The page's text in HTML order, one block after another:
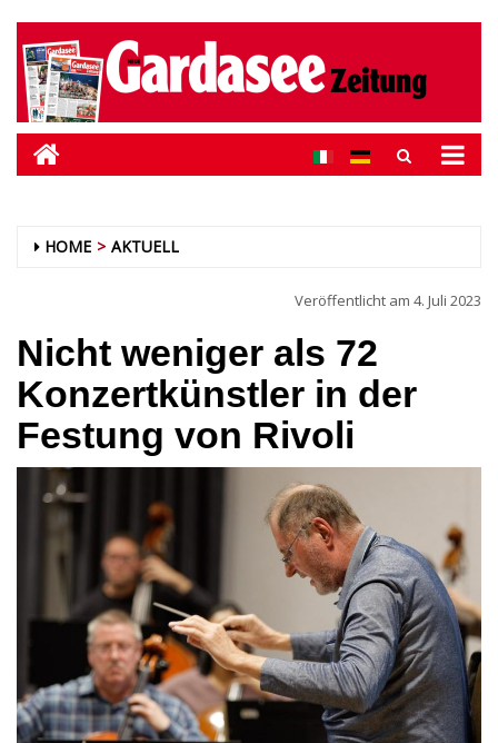
HOME AKTUELL
Veröffentlicht am 4. Juli 2023
Nicht weniger als 72
Konzertkünstler in der
Festung von Rivoli